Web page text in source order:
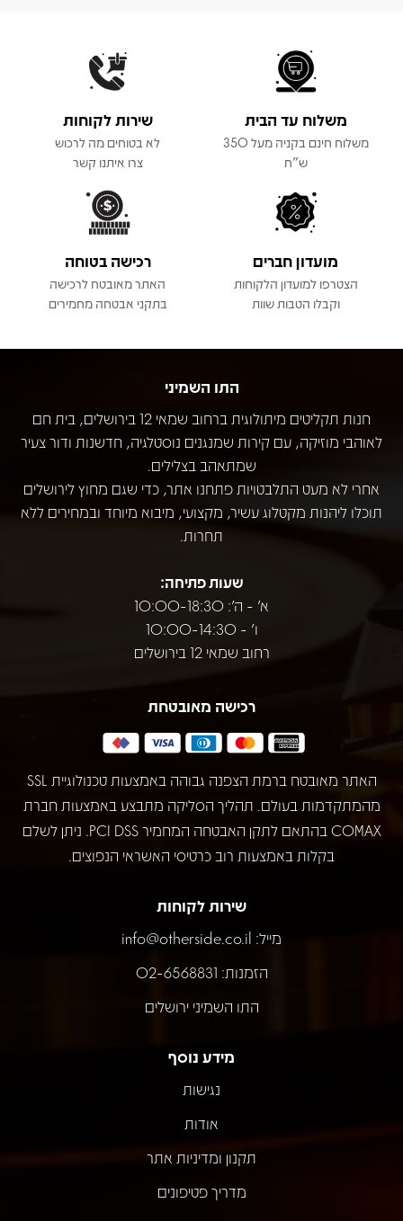
משלוח עד הבית
משלוח חינם בקניה מעל 350
ש"ח
שירות לקוחות
לא בטוחים מה לרכוש
צרו איתנו קשר
מועדון חברים
הצטרפו למועדון הלקוחות
וקבלו הטבות שוות
רכישה בטוחה
האתר מאובטח לרכישה
בתקני אבטחה מחמירים
התו השמיני
חנות תקליטים מיתולוגית ברחוב שמאי 12 בירושלים, בית חם
לאוהבי מוזיקה, עם קירות שמנגנים נוסטלגיה, חדשנות ודור צעיר
שמתאהב בצלילים.
אחרי לא מעט התלבטויות פתחנו אתר, כדי שגם מחוץ לירושלים
תוכלו ליהנות מקטלוג עשיר, מקצועי, מיבוא מיוחד ובמחירים ללא
תחרות.
שעות פתיחה:
א' - ה': 10:00-18:30
ו' - 10:00-14:30
רחוב שמאי 12 בירושלים
רכישה מאובטחת
האתר מאובטח ברמת הצפנה גבוהה באמצעות טכנולוגיית SSL
מהמתקדמות בעולם. תהליך הסליקה מתבצע באמצעות חברת
COMAX בהתאם לתקן האבטחה המחמיר PCI DSS. ניתן לשלם
בקלות באמצעות רוב כרטיסי האשראי הנפוצים.
שירות לקוחות
מייל: info@otherside.co.il
הזמנות: 02-6568831
התו השמיני ירושלים
מידע נוסף
נגישות
אודות
תקנון ומדיניות אתר
מדריך פטיפונים